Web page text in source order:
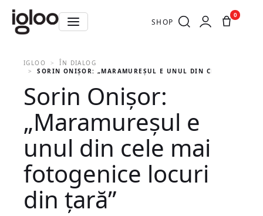
SHOP
0
IGLOO
ÎN DIALOG
SORIN ONIȘOR: „MARAMUREȘUL E UNUL DIN CELE MAI
Sorin Onișor:
„Maramureșul e
unul din cele mai
fotogenice locuri
din țară”